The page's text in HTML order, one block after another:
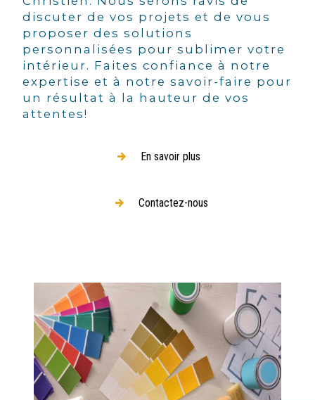
discuter de vos projets et de vous
proposer des solutions
personnalisées pour sublimer votre
intérieur. Faites confiance à notre
expertise et à notre savoir-faire pour
un résultat à la hauteur de vos
attentes!
En savoir plus
Contactez-nous